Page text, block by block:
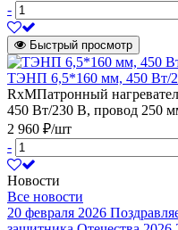
-
Быстрый просмотр
ТЭНП 6,5*160 мм, 450 Вт/
RxMПатронный
450 Вт/230 В, провод 250
2 960 ₽/шт
-
Новости
Все новости
20 февраля 2026